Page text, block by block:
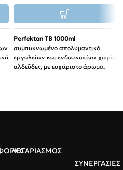
Perfektan TB 1000ml
συμπυκνωμένο απολυμαντικό
εργαλείων και ενδοσκοπίων χωρίς
αλδεΰδες, με ευχάριστο άρωμα.
χρήστη και τα υλικά.
ΛΟΓΑΡΙΑΣΜΟΣ
ΣΥΝΕΡΓΑΣΙΕΣ